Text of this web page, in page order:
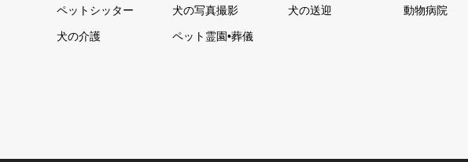
ペットシッター 犬の写真撮影 犬の送迎 動物病院
犬の介護 ペット霊園•葬儀